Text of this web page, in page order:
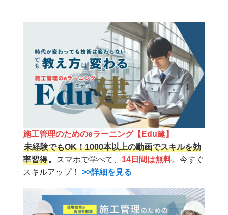
施工管理のためのeラーニング【Edu建】
未経験でもOK！1000本以上の動画でスキルを効
率習得。 スマホで学べて、 14日間は無料。今すぐ
スキルアップ！ >>詳細を見る